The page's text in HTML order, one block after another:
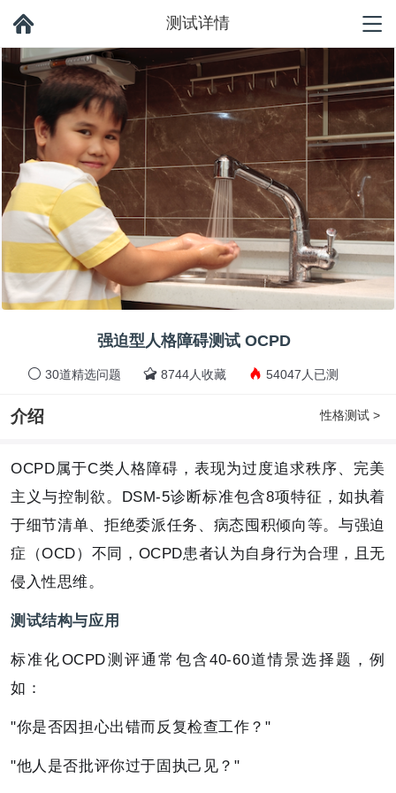
测试详情
强迫型人格障碍测试 OCPD
30道精选问题 8744人收藏 54047人已测
介绍 性格测试 >
OCPD属于C类人格障碍，表现为过度追求秩序、完美
主义与控制欲。DSM-5诊断标准包含8项特征，如执着
于细节清单、拒绝委派任务、病态囤积倾向等。与强迫
症（OCD）不同，OCPD患者认为自身行为合理，且无
侵入性思维。
测试结构与应用
标准化OCPD测评通常包含40-60道情景选择题，例
如：
"你是否因担心出错而反复检查工作？"
"他人是否批评你过于固执己见？"